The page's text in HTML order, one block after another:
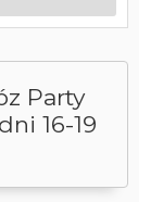
Party
16-19